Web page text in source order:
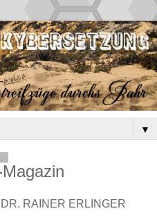
▼
RAINER ERLINGER